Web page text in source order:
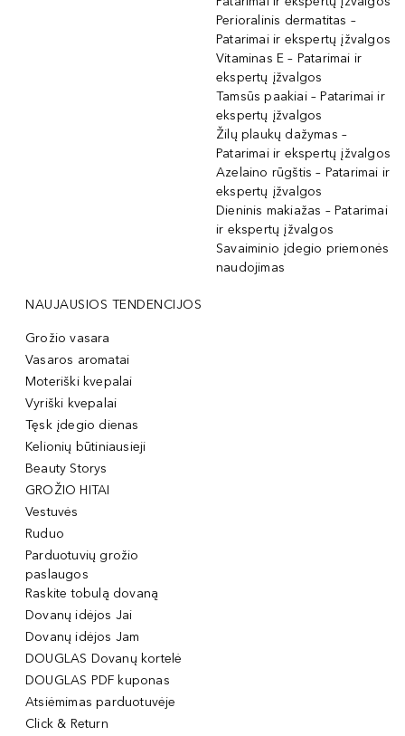
Perioralinis dermatitas –
Patarimai ir ekspertų įžvalgos
Vitaminas E – Patarimai ir
ekspertų įžvalgos
Tamsūs paakiai – Patarimai ir
ekspertų įžvalgos
Žilų plaukų dažymas –
Patarimai ir ekspertų įžvalgos
Azelaino rūgštis – Patarimai ir
ekspertų įžvalgos
Dieninis makiažas – Patarimai
ir ekspertų įžvalgos
Savaiminio įdegio priemonės
naudojimas
NAUJAUSIOS TENDENCIJOS
Grožio vasara
Vasaros aromatai
Moteriški kvepalai
Vyriški kvepalai
Tęsk įdegio dienas
Kelionių būtiniausieji
Beauty Storys
GROŽIO HITAI
Vestuvės
Ruduo
Parduotuvių grožio
paslaugos
Raskite tobulą dovaną
Dovanų idėjos Jai
Dovanų idėjos Jam
DOUGLAS Dovanų kortelė
DOUGLAS PDF kuponas
Atsiėmimas parduotuvėje
Click & Return